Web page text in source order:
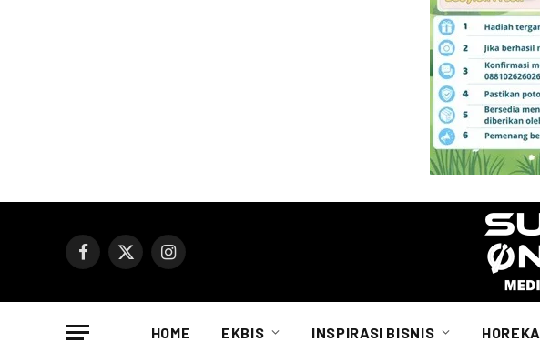
Facebook
X
Instagram
HOME EKBIS INSPIRASI BISNIS HOREKA